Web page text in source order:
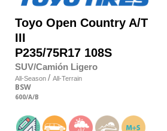
Toyo Open Country A/T
III
P235/75R17 108S
SUV/Camión Ligero
All-Season / All-Terrain
BSW
600/A/B